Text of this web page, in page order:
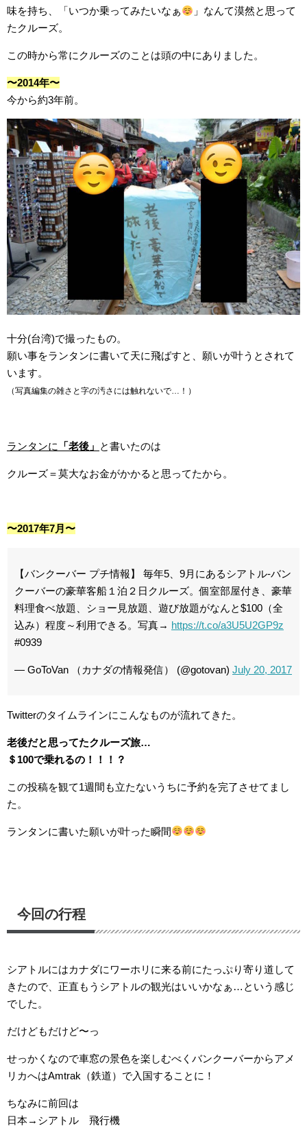
味を持ち、「いつか乗ってみたいなぁ
」なんて漠然と思って
たクルーズ。
この時から常にクルーズのことは頭の中にありました。
〜2014年〜
今から約3年前。
十分(台湾)で撮ったもの。
願い事をランタンに書いて天に飛ばすと、願いが叶うとされて
います。
（写真編集の雑さと字の汚さには触れないで…！）
ランタンに 「老後」 と書いたのは
クルーズ＝莫大なお金がかかると思ってたから。
〜2017年7月〜
【バンクーバー プチ情報】 毎年5、9月にあるシアトル-バン
クーバーの豪華客船１泊２日クルーズ。個室部屋付き、豪華
料理食べ放題、ショー見放題、遊び放題がなんと$100（全
込み）程度～利用できる。写真→ https://t.co/a3U5U2GP9z
#0939
— GoToVan （カナダの情報発信） (@gotovan) July 20, 2017
Twitterのタイムラインにこんなものが流れてきた。
老後だと思ってたクルーズ旅…
＄100で乗れるの！！！？
この投稿を観て1週間も立たないうちに予約を完了させてまし
た。
ランタンに書いた願いが叶った瞬間
今回の行程
シアトルにはカナダにワーホリに来る前にたっぷり寄り道して
きたので、正直もうシアトルの観光はいいかなぁ…という感じ
でした。
だけどもだけど〜っ
せっかくなので車窓の景色を楽しむべくバンクーバーからアメ
リカへはAmtrak（鉄道）で入国することに！
ちなみに前回は
日本→シアトル 飛行機